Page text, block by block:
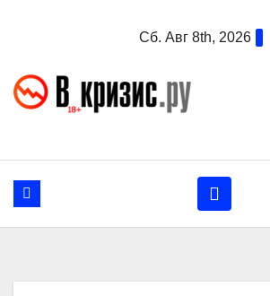
Сб. Авг 8th, 2026